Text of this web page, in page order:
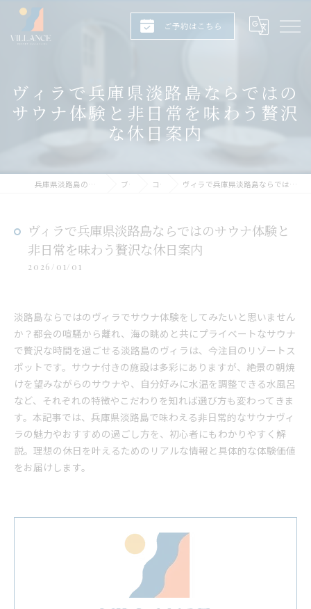
ご予約はこちら
ヴィラで兵庫県淡路島ならではの
サウナ体験と非日常を味わう贅沢
な休日案内
兵庫県淡路島のヴィラならヴィランス淡路島 ブログ コラム ヴィラで兵庫県淡路島ならではのサウナ体験と非日常を味わう贅沢な休日案内
ヴィラで兵庫県淡路島ならではのサウナ体験と
非日常を味わう贅沢な休日案内
2026/01/01
淡路島ならではのヴィラでサウナ体験をしてみたいと思いません
か？都会の喧騒から離れ、海の眺めと共にプライベートなサウナ
で贅沢な時間を過ごせる淡路島のヴィラは、今注目のリゾートス
ポットです。サウナ付きの施設は多彩にありますが、絶景の朝焼
けを望みながらのサウナや、自分好みに水温を調整できる水風呂
など、それぞれの特徴やこだわりを知れば選び方も変わってきま
す。本記事では、兵庫県淡路島で味わえる非日常的なサウナヴィ
ラの魅力やおすすめの過ごし方を、初心者にもわかりやすく解
説。理想の休日を叶えるためのリアルな情報と具体的な体験価値
をお届けします。